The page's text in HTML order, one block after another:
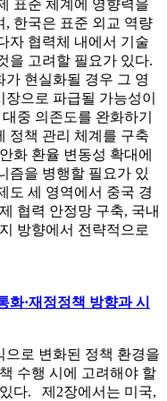
표준 체계에 영향력을
, 한국은 표준 외교 역량
자 협력체 내에서 기술
을 고려할 필요가 있다.
현실화될 경우 그 영
으로 파급될 가능성이
중 의존도를 완화하기
정책 관리 체계를 구축
화 환율 변동성 확대에
즘을 병행할 필요가 있
도 세 영역에서 중국 경
협력 안정망 구축, 국내
방향에서 전략적으로
·재정정책 방향과 시
으로 변화된 정책 환경을
수행 시에 고려해야 할
다. 제2장에서는 미국,